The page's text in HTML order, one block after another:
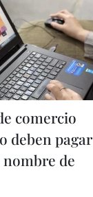
comercio
deben pagar
de